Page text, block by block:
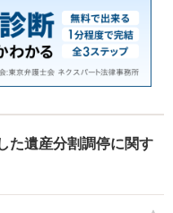
た遺産分割調停に関す